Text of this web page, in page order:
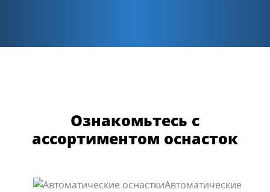
Ознакомьтесь с
ассортиментом оснасток
Автоматические